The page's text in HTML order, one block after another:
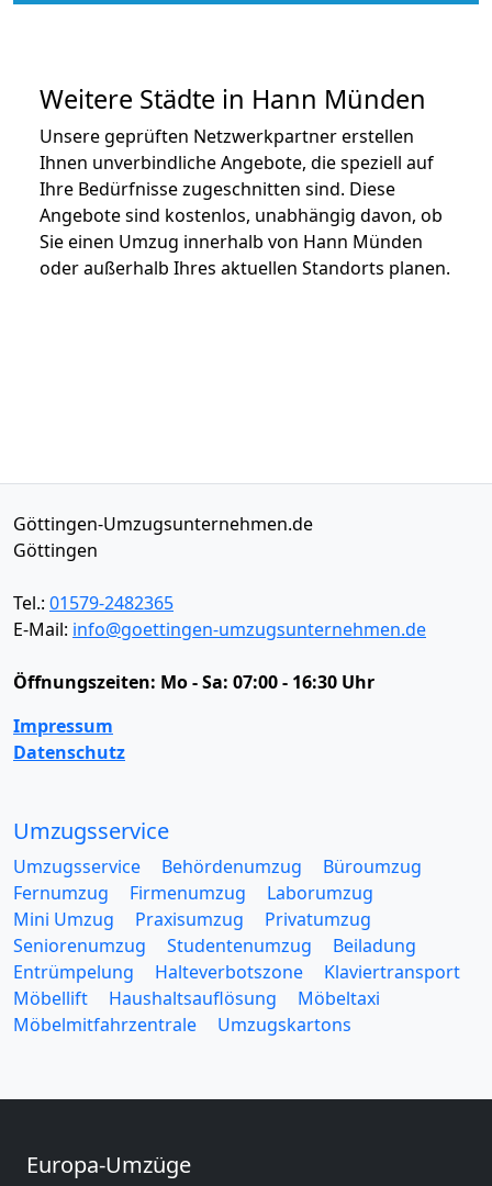
Weitere Städte in Hann Münden
Unsere geprüften Netzwerkpartner erstellen
Ihnen unverbindliche Angebote, die speziell auf
Ihre Bedürfnisse zugeschnitten sind. Diese
Angebote sind kostenlos, unabhängig davon, ob
Sie einen Umzug innerhalb von Hann Münden
oder außerhalb Ihres aktuellen Standorts planen.
Göttingen-Umzugsunternehmen.de
Göttingen
Tel.: 01579-2482365
E-Mail: info@goettingen-umzugsunternehmen.de
Öffnungszeiten: Mo - Sa: 07:00 - 16:30 Uhr
Impressum
Datenschutz
Umzugsservice
Umzugsservice Behördenumzug
Büroumzug
Fernumzug
Firmenumzug
Laborumzug
Mini Umzug
Praxisumzug
Privatumzug
Seniorenumzug
Studentenumzug
Beiladung
Entrümpelung
Halteverbotszone
Klaviertransport
Möbellift
Haushaltsauflösung
Möbeltaxi
Möbelmitfahrzentrale
Umzugskartons
Europa-Umzüge